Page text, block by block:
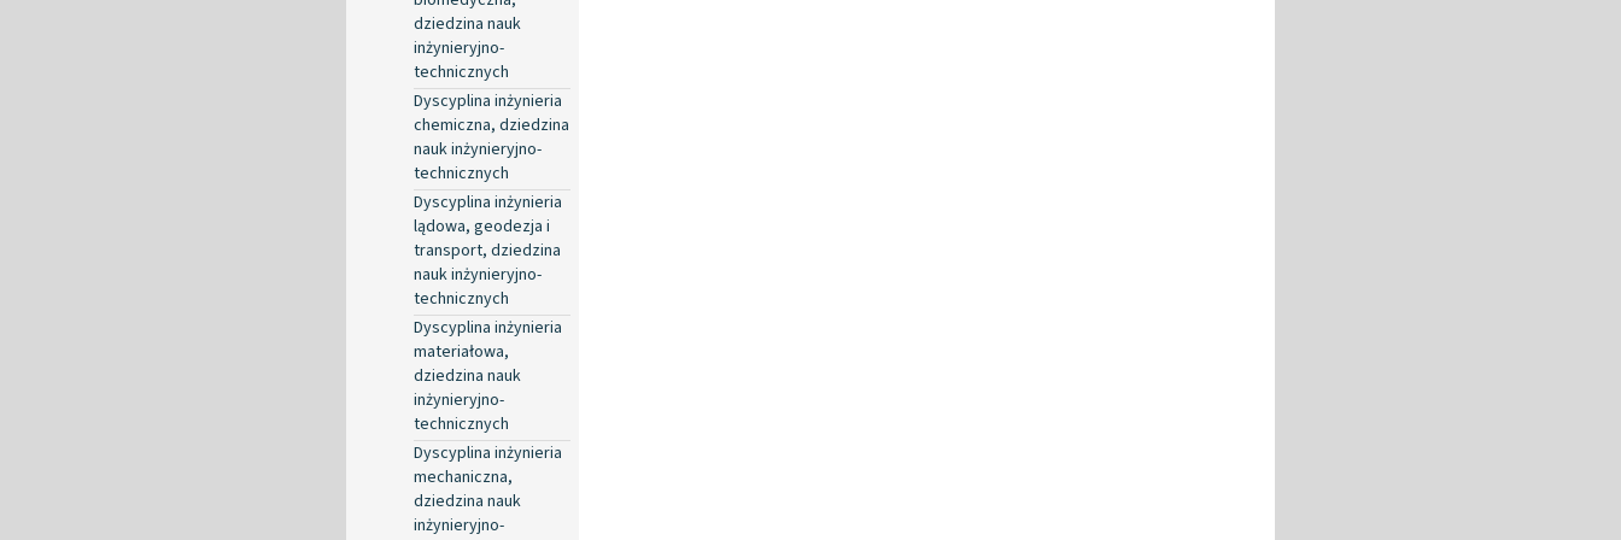
dziedzina nauk
inżynieryjno-
technicznych
Dyscyplina inżynieria
chemiczna, dziedzina
nauk inżynieryjno-
technicznych
Dyscyplina inżynieria
lądowa, geodezja i
transport, dziedzina
nauk inżynieryjno-
technicznych
Dyscyplina inżynieria
materiałowa,
dziedzina nauk
inżynieryjno-
technicznych
Dyscyplina inżynieria
mechaniczna,
dziedzina nauk
inżynieryjno-